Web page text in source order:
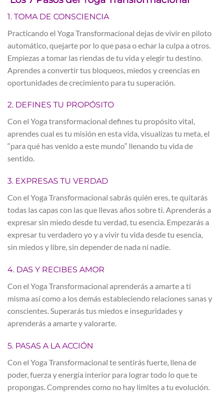
1. TOMA DE CONSCIENCIA
Practicando el Yoga Transformacional dejas de vivir en piloto
automático, quejarte por lo que pasa o echar la culpa a otros.
Empiezas a tomar las riendas de tu vida y elegir tu destino.
Aprendes a convertir tus bloqueos, miedos y creencias en
oportunidades de crecimiento para tu superación.
2. DEFINES TU PROPÓSITO
Con el Yoga transformacional defines tu propósito vital,
aprendes cual es tu misión en esta vida, visualizas tu meta, el
“para qué has venido a este mundo” llenando tu vida de
sentido.
3. EXPRESAS TU VERDAD
Con el Yoga Transformacional sabrás quién eres, te quitarás
todas las capas con las que llevas años sobre ti. Aprenderás a
expresar sin miedo desde tu verdad, tu esencia. Empezarás a
expresar tu verdadero yo y a vivir tu vida desde tu esencia,
sin miedos y libre, sin depender de nada ni nadie.
4. DAS Y RECIBES AMOR
Con el Yoga Transformacional aprenderás a amarte a ti
misma así como a los demás estableciendo relaciones sanas y
conscientes. Superarás tus miedos e inseguridades y
aprenderás a amarte y valorarte.
5. PASAS A LA ACCIÓN
Con el Yoga Transformacional te sentirás fuerte, llena de
poder, fuerza y energía interior para lograr todo lo que te
propongas. Comprendes como no hay limites a tu evolución.